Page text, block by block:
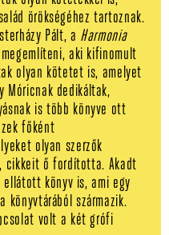
örökségéhez tartoznak.
Pált, a Harmonia
aki kifinomult
olyan kötetet is, amelyet
Móricnak dedikáltak,
is több könyve ott
főként
olyan szerzők
cikkeit ő fordította. Akadt
könyv is, ami egy
könyvtárából származik.
volt a két grófi